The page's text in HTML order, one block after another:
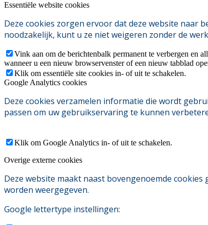
Essentiële website cookies
Deze cookies zorgen ervoor dat deze website naar
noodzakelijk, kunt u ze niet weigeren zonder de
Vink aan om de berichtenbalk permanent te verbergen en
wanneer u een nieuw browservenster of een nieuw tabblad
Klik om essentiële site cookies in- of uit te schakelen.
Google Analytics cookies
Deze cookies verzamelen informatie die wordt
passen om uw gebruikservaring te kunnen
Klik om Google Analytics in- of uit te schakelen.
Overige externe cookies
Deze website maakt naast bovengenoemde
worden weergegeven.
Google lettertype instellingen: